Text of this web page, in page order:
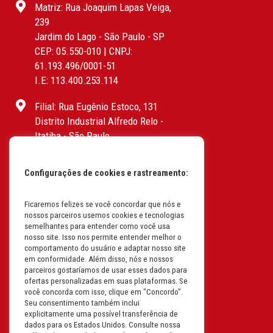
Matriz: Rua Joaquim Lapas Veiga,
239
Jardim do Lago - São Paulo - SP
CEP: 05.550-010 | CNPJ:
61.193.496/0001-51
I.E: 113.400.253.114
Filial: Rua Eugênio Estoco, 131
Distrito Industrial Alfredo Relo -
Itatiba - São Paulo
I.E: 382.096.357.1147
Filial: Av. Odila Chaves Rodrigues,
1277
Parque industrial RM - Condomínio
Therapark - Jundiaí - São Paulo
CEP: 13.213-087 | CNPJ:
61.193.496/0018-08
I.E: 407.642.800.114
Filial: Rua em Projeto G, 728 – Letra A
Configurações de cookies e rastreamento:
Ficaremos felizes se você concordar que nós e
nossos parceiros usemos cookies e tecnologias
semelhantes para entender como você usa
nosso site. Isso nos permite entender melhor o
comportamento do usuário e adaptar nosso site
em conformidade. Além disso, nós e nossos
parceiros gostaríamos de usar esses dados para
ofertas personalizadas em suas plataformas. Se
você concorda com isso, clique em "Concordo".
Seu consentimento também inclui
explicitamente uma possível transferência de
dados para os Estados Unidos. Consulte nossa